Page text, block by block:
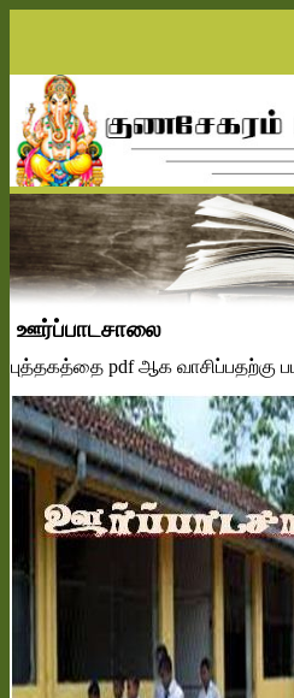
ஊர்ப்பாடசாலை
புத்தகத்தை pdfஆக வாசிப்பதற்கு